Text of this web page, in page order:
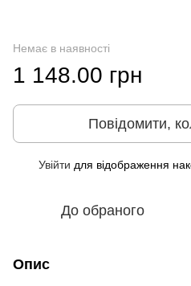
Немає в наявності
1 148.00 грн
Повідомити,
Увійти для відображення
До обраного
Опис